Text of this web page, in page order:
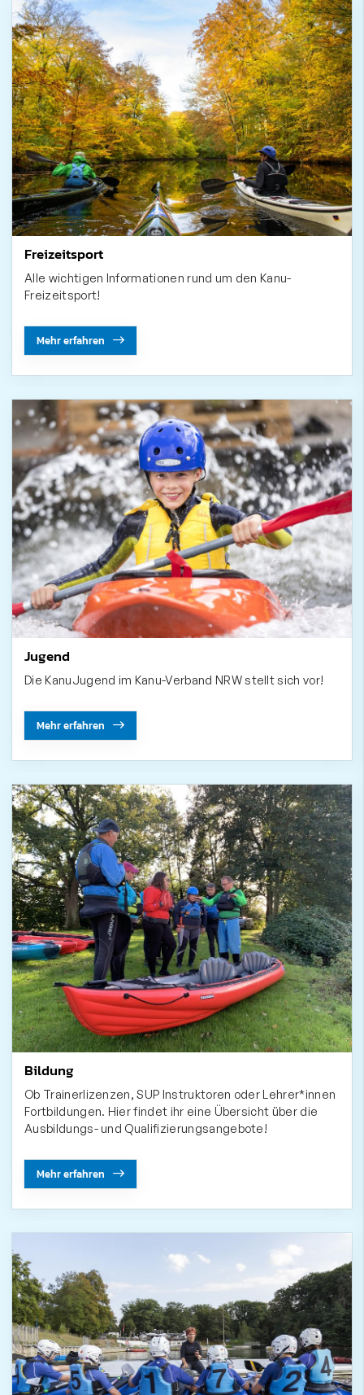
Freizeitsport
Alle wichtigen Informationen rund um den Kanu-
Freizeitsport!
Mehr erfahren
Jugend
Die KanuJugend im Kanu-Verband NRW stellt sich vor!
Mehr erfahren
Bildung
Ob Trainerlizenzen, SUP Instruktoren oder Lehrer*innen
Fortbildungen. Hier findet ihr eine Übersicht über die
Ausbildungs- und Qualifizierungsangebote!
Mehr erfahren